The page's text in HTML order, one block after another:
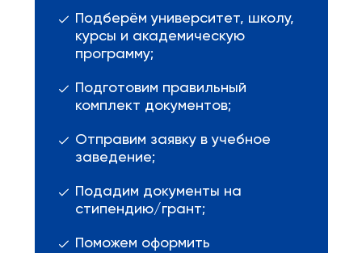
Подберём университет, школу,
курсы и академическую
программу;
Подготовим правильный
комплект документов;
Отправим заявку в учебное
заведение;
Подадим документы на
стипендию/грант;
Поможем оформить